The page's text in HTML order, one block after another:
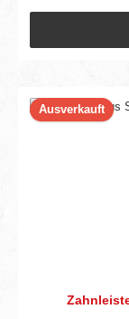
Ausverkauft